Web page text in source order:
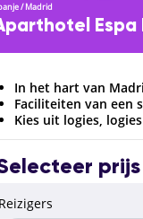
/Madrid
Espa
In het hart van
Faciliteiten van een
Kies uit logies,
prijs
Reizigers